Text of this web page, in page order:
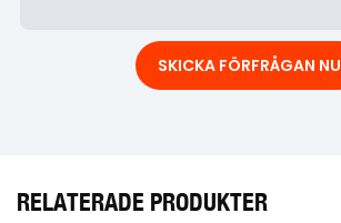
SKICKA FÖRFRÅGAN NU
RELATERADE PRODUKTER